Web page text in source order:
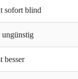
sofort blind
ungünstig
besser